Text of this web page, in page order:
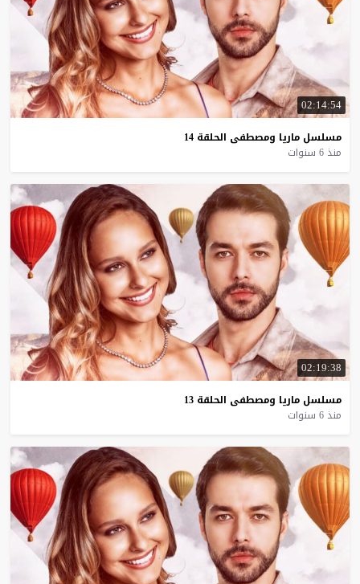
02:14:54
مسلسل ماريا ومصطفى الحلقة 14
منذ 6 سنوات
02:19:38
مسلسل ماريا ومصطفى الحلقة 13
منذ 6 سنوات